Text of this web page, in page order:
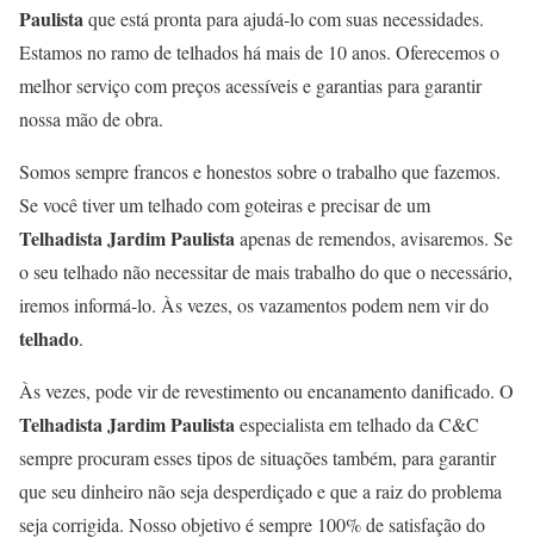
Paulistaque está pronta para ajudá-lo com suas necessidades.
Estamos no ramo de telhados há mais de 10 anos. Oferecemos o
melhor serviço com preços acessíveis e garantias para garantir
nossa mão de obra.
Somos sempre francos e honestos sobre o trabalho que fazemos.
Se você tiver um telhado com goteiras e precisar de um
Telhadista Jardim Paulistaapenas de remendos, avisaremos. Se
o seu telhado não necessitar de mais trabalho do que o necessário,
iremos informá-lo. Às vezes, os vazamentos podem nem vir do
telhado.
Às vezes, pode vir de revestimento ou encanamento danificado. O
Telhadista Jardim Paulistaespecialista em telhado da C&C
sempre procuram esses tipos de situações também, para garantir
que seu dinheiro não seja desperdiçado e que a raiz do problema
seja corrigida. Nosso objetivo é sempre 100% de satisfação do